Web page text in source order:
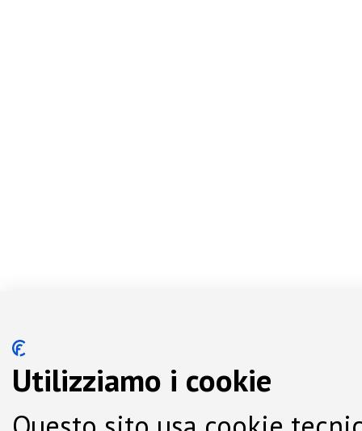
Utilizziamo i cookie